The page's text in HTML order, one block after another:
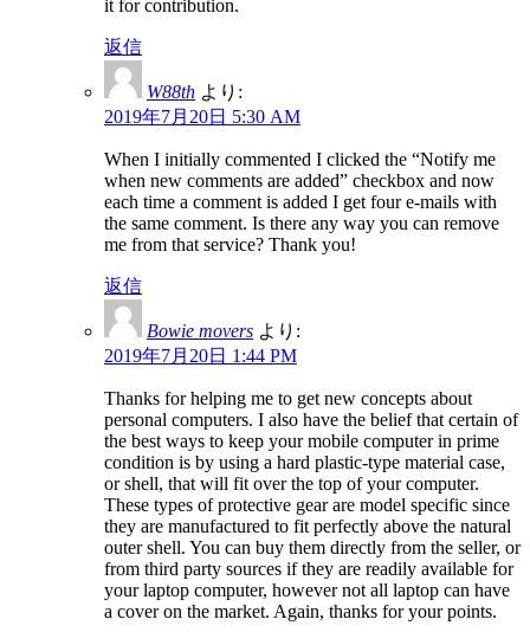
it for contribution.
返信
W88th より:
2019年7月20日 5:30 AM
When I initially commented I clicked the “Notify me
when new comments are added” checkbox and now
each time a comment is added I get four e-mails with
the same comment. Is there any way you can remove
me from that service? Thank you!
返信
Bowie movers より:
2019年7月20日 1:44 PM
Thanks for helping me to get new concepts about
personal computers. I also have the belief that certain of
the best ways to keep your mobile computer in prime
condition is by using a hard plastic-type material case,
or shell, that will fit over the top of your computer.
These types of protective gear are model specific since
they are manufactured to fit perfectly above the natural
outer shell. You can buy them directly from the seller, or
from third party sources if they are readily available for
your laptop computer, however not all laptop can have
a cover on the market. Again, thanks for your points.